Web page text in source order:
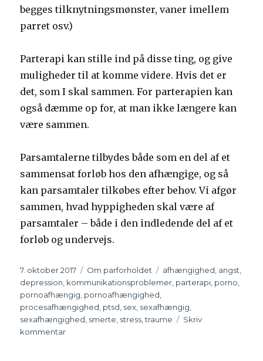
begges tilknytningsmønster, vaner imellem
parret osv.)
Parterapi kan stille ind på disse ting, og give
muligheder til at komme videre. Hvis det er
det, som I skal sammen. For parterapien kan
også dæmme op for, at man ikke længere kan
være sammen.
Parsamtalerne tilbydes både som en del af et
sammensat forløb hos den afhængige, og så
kan parsamtaler tilkøbes efter behov. Vi afgør
sammen, hvad hyppigheden skal være af
parsamtaler – både i den indledende del af et
forløb og undervejs.
Udgivet
7. oktober 2017 Kategorier
Om parforholdet Tags
afhængighed angst
depression kommunikationsproblemer parterapi porno
pornoafhængig pornoafhængighed
procesafhængighed ptsd sex sexafhængig
sexafhængighed smerte stress ,traume
Skriv
kommentar